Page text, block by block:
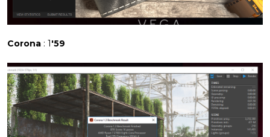
Corona : 1'59